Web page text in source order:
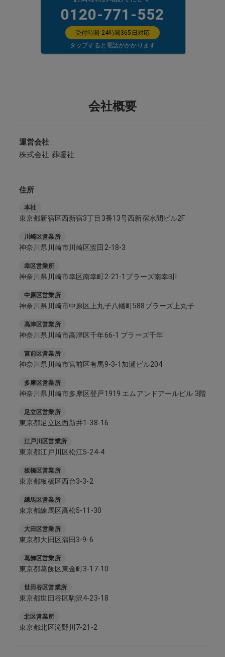
0120-771-552
受付時間 24時間365日対応
タップすると電話がかかります
会社概要
運営会社
株式会社 葬暖社
住所
本社
東京都新宿区西新宿3丁目3番13号西新宿水間ビル2F
川崎区営業所
神奈川県川崎市川崎区渡田2-18-3
幸区営業所
神奈川県川崎市幸区南幸町2-21-1プラーズ南幸町Ⅰ
中原区営業所
神奈川県川崎市中原区上丸子八幡町588プラーズ上丸子
高津区営業所
神奈川県川崎市高津区千年66-1 プラーズ千年
宮前区営業所
神奈川県川崎市宮前区有馬9-3-1加瀬ビル204
多摩区営業所
神奈川県川崎市多摩区登戸1919 エムアンドアールビル 3階
足立区営業所
東京都足立区西新井1-38-16
江戸川区営業所
東京都江戸川区松江5-24-4
板橋区営業所
東京都板橋区西台3-3-2
練馬区営業所
東京都練馬区高松5-11-30
大田区営業所
東京都大田区蒲田3-9-6
葛飾区営業所
東京都葛飾区東金町3-17-10
世田谷区営業所
東京都世田谷区駒沢4-23-18
北区営業所
東京都北区滝野川7-21-2